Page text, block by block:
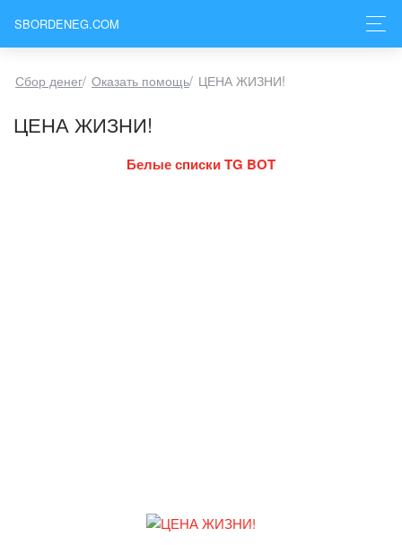
SBORDENEG.COM
Сбор денег/ Оказать помощь/ ЦЕНА ЖИЗНИ!
ЦЕНА ЖИЗНИ!
Белые списки TG BOT